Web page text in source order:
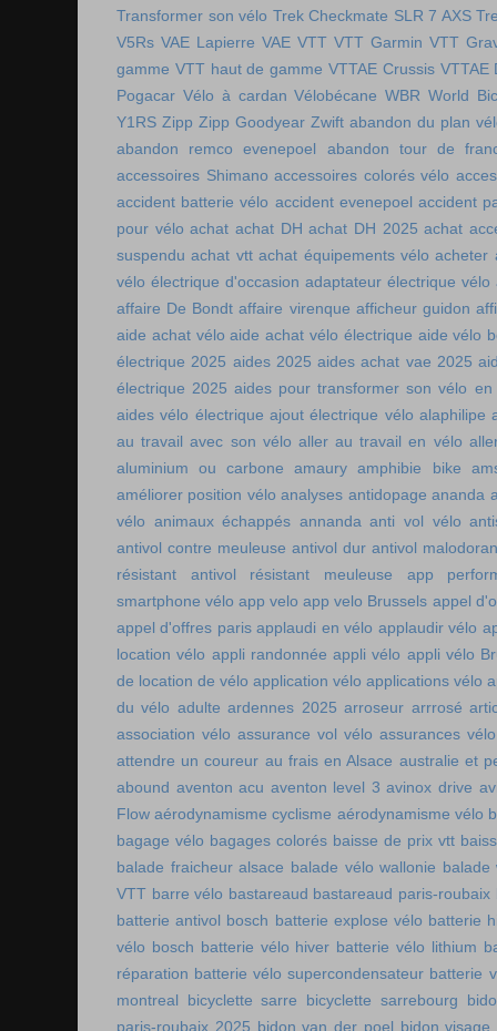
Transformer son vélo Trek Checkmate SLR 7 AXS
V5Rs VAE Lapierre VAE VTT VTT Garmin VTT
gamme VTT haut de gamme VTTAE Crussis VTTAE
Pogacar Vélo à cardan Vélobécane WBR World
Y1RS Zipp Zipp Goodyear Zwift abandon du plan
abandon remco evenepoel
abandon tour de
accessoires Shimano accessoires colorés vélo
accident batterie vélo accident evenepoel accident
pour vélo achat achat DH achat DH 2025 achat
suspendu achat vtt achat équipements vélo acheter
vélo électrique d'occasion adaptateur électrique vélo
affaire De Bondt affaire virenque afficheur guidon
aide achat vélo aide achat vélo électrique aide vélo
électrique 2025 aides 2025 aides achat vae 2025
électrique 2025 aides pour transformer son vélo en
aides vélo électrique ajout électrique vélo alaphilipe
au travail avec son vélo aller au travail en vélo
aluminium ou carbone
amaury amphibie bike
améliorer position vélo analyses antidopage ananda
vélo animaux échappés annanda anti vol vélo
antivol contre meuleuse antivol dur antivol
résistant
antivol résistant meuleuse
app
smartphone vélo app velo app velo Brussels appel
appel d'offres paris applaudi en vélo applaudir vélo
location vélo appli randonnée appli vélo appli vélo
de location de vélo application vélo applications vélo
du vélo adulte ardennes 2025 arroseur arrrosé
association vélo assurance vol vélo assurances vélo
attendre un coureur au frais en Alsace australie et
abound aventon acu aventon level 3 avinox drive
Flow aérodynamisme cyclisme aérodynamisme vélo
bagage vélo bagages colorés baisse de prix vtt
balade fraicheur alsace balade vélo wallonie balade
VTT barre vélo bastareaud bastareaud paris-roubaix
batterie antivol bosch batterie explose vélo batterie
vélo bosch batterie vélo hiver batterie vélo lithium
réparation batterie vélo supercondensateur batterie
montreal
bicyclette sarre bicyclette sarrebourg
paris-roubaix 2025 bidon van der poel bidon visage